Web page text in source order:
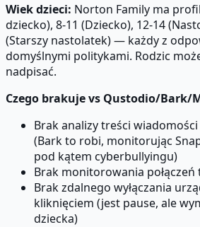
Wiek dzieci: Norton Family ma
dziecko), 8-11 (Dziecko), 12-14
(Starszy nastolatek) — każdy z
domyślnymi politykami. Rodzic
nadpisać.
Czego brakuje vs Qustodio/Bark/
Brak analizy treści
(Bark to robi, monitorując
pod kątem cyberbullyingu)
Brak monitorowania
Brak zdalnego wyłączania
kliknięciem (jest pause, ale
dziecka)